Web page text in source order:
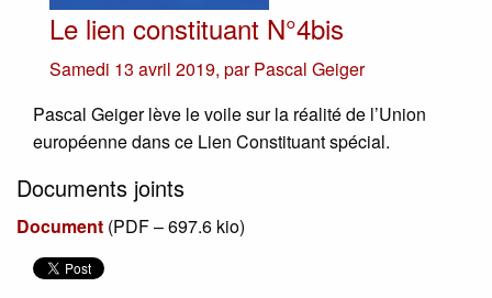
Le lien constituant N°4bis
Samedi 13 avril 2019, parPascal Geiger
Pascal Geiger lève le voile sur la réalité de l’Union
européenne dans ce Lien Constituant spécial.
Documents joints
Document (PDF – 697.6 kio)